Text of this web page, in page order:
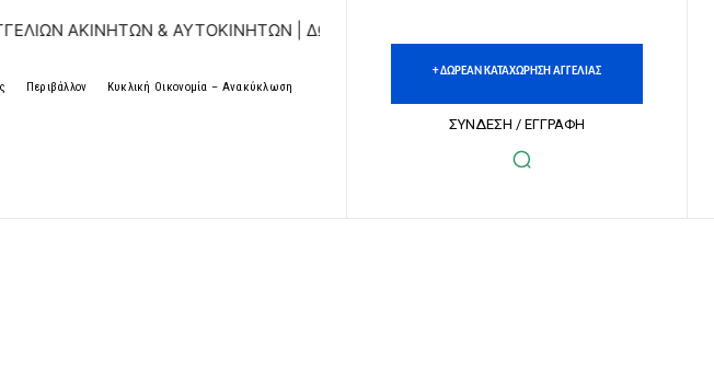
& ΑΥΤΟΚΙΝΗΤΩΝ | ΔΩΡΕΑΝ ΚΑΤΑΧΩΡΗΣΗ ΑΓΓΕΛΙΩΝ ΑΚΙΝΗΤΩΝ & ΑΥΤΟΚΙΝΗΤΩΝ
Περιβάλλον Κυκλική Οικονομία – Ανακύκλωση
+ ΔΩΡΕΑΝ ΚΑΤΑΧΩΡΗΣΗ ΑΓΓΕΛΙΑΣ
ΣΥΝΔΕΣΗ / ΕΓΓΡΑΦΗ